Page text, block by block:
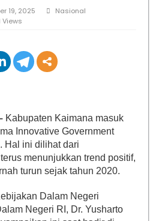
19, 2025
Nasional
Views
Kabupaten Kaimana masuk
Innovative Government
Hal ini dilihat dari
menunjukkan trend positif,
turun sejak tahun 2020.
Dalam Negeri
Negeri RI, Dr. Yusharto